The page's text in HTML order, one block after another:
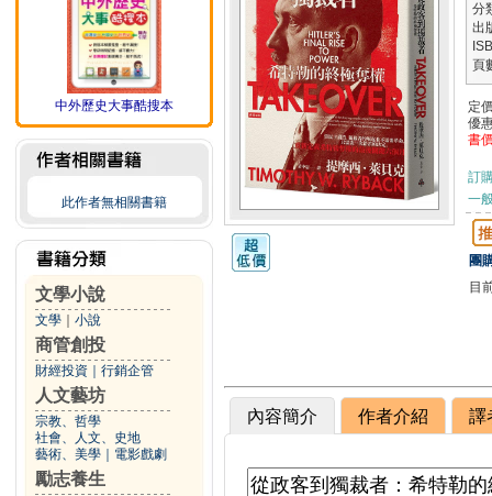
中外歷史大事酷搜本
此作者無相關書籍
文學小說
文學 小說
商管創投
財經投資 行銷企管
人文藝坊
宗教、哲學
社會、人文、史地
藝術、美學
電影戲劇
勵志養生
分
出
頁
定
優
書
訂
一
團
目
內容簡介 作者介紹 譯